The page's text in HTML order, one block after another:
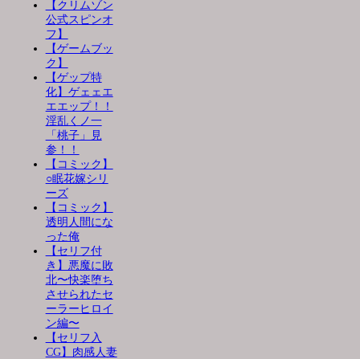
【クリムゾン
公式スピンオ
フ】
【ゲームブッ
ク】
【ゲップ特
化】ゲェェエ
エエップ！！
淫乱くノ一
「桃子」見
参！！
【コミック】
○眠花嫁シリ
ーズ
【コミック】
透明人間にな
った俺
【セリフ付
き】悪魔に敗
北〜快楽堕ち
させられたセ
ーラーヒロイ
ン編〜
【セリフ入
CG】肉感人妻